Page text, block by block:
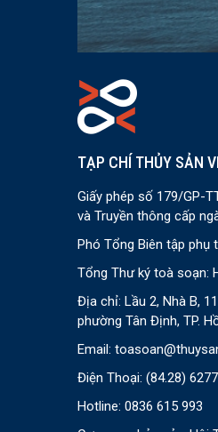
TẠP CHÍ THỦY SẢN
Giấy phép số 179/GP-
và Truyền thông cấp
Phó Tổng Biên tập phụ
Tổng Thư ký toà soạn:
Địa chỉ: Lầu 2, Nhà B,
phường Tân Định, TP.
Email:
Điện Thoại: (84.28)
Hotline: 0836 615 993